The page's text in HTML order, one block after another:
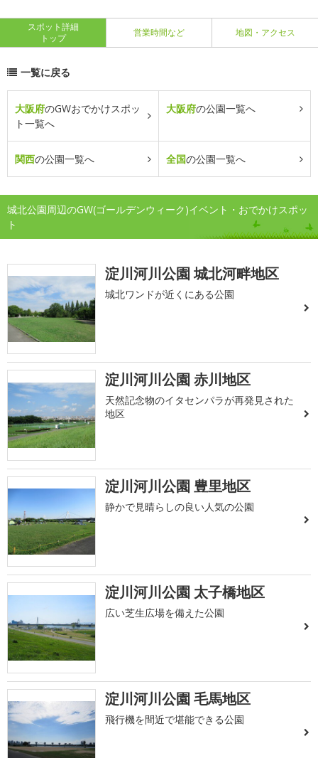
スポット詳細
トップ
営業時間など 地図・アクセス
一覧に戻る
大阪府のGWおでかけスポッ
ト一覧へ
大阪府の公園一覧へ
関西の公園一覧へ 全国の公園一覧へ
城北公園周辺のGW(ゴールデンウィーク)イベント・おでかけスポッ
ト
淀川河川公園 城北河畔地区
城北ワンドが近くにある公園
淀川河川公園 赤川地区
天然記念物のイタセンパラが再発見された
地区
淀川河川公園 豊里地区
静かで見晴らしの良い人気の公園
淀川河川公園 太子橋地区
広い芝生広場を備えた公園
淀川河川公園 毛馬地区
飛行機を間近で堪能できる公園